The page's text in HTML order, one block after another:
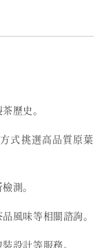
歷史。
式挑選高品質原葉
測。
風味等相關諮詢。
設計等服務。